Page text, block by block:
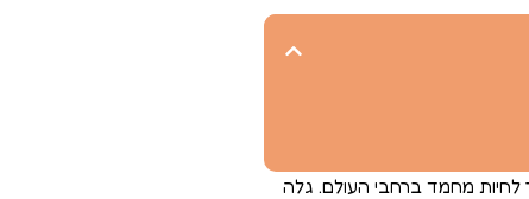
לחיות מחמד ברחבי העולם. גלה